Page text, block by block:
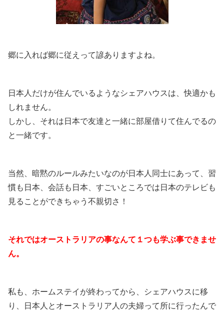
郷に入れば郷に従えって諺ありますよね。
日本人だけが住んでいるようなシェアハウスは、快適かも
しれません。
しかし、それは日本で友達と一緒に部屋借りて住んでるの
と一緒です。
当然、暗黙のルールみたいなのが日本人同士にあって、習
慣も日本、会話も日本、すごいところでは日本のテレビも
見ることができちゃう不親切さ！
それではオーストラリアの事なんて１つも学ぶ事できませ
ん。
私も、ホームステイが終わってから、シェアハウスに移
り、日本人とオーストラリア人の夫婦って所に行ったんで